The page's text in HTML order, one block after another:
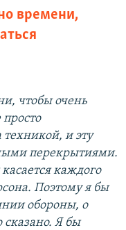
времени,
чтобы очень
просто
и эту
перекрытиями.
каждого
Поэтому я бы
обороны, о
сказано. Я бы